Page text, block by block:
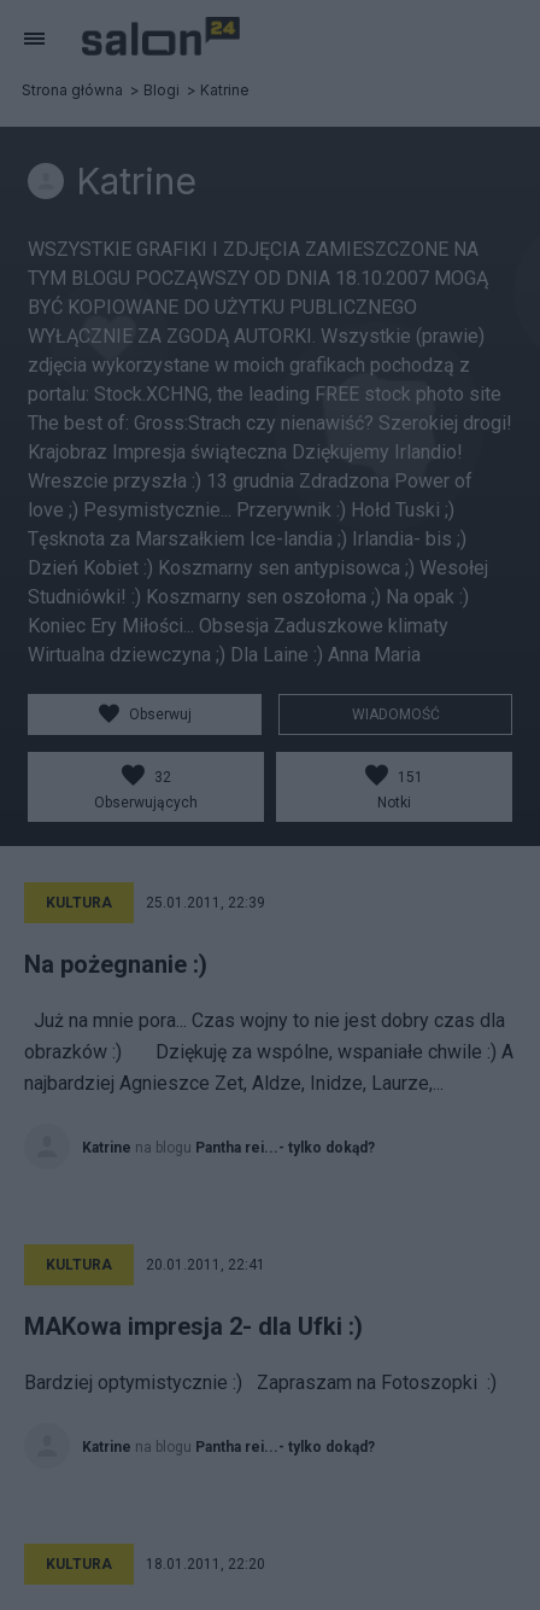
Strona główna Blogi Katrine
Katrine
WSZYSTKIE GRAFIKI I ZDJĘCIA ZAMIESZCZONE NA
TYM BLOGU POCZĄWSZY OD DNIA 18.10.2007 MOGĄ
BYĆ KOPIOWANE DO UŻYTKU PUBLICZNEGO
WYŁĄCZNIE ZA ZGODĄ AUTORKI. Wszystkie (prawie)
zdjęcia wykorzystane w moich grafikach pochodzą z
portalu: Stock.XCHNG, the leading FREE stock photo site
The best of: Gross:Strach czy nienawiść? Szerokiej drogi!
Krajobraz Impresja świąteczna Dziękujemy Irlandio!
Wreszcie przyszła :) 13 grudnia Zdradzona Power of
love ;) Pesymistycznie... Przerywnik :) Hołd Tuski ;)
Tęsknota za Marszałkiem Ice-landia ;) Irlandia- bis ;)
Dzień Kobiet :) Koszmarny sen antypisowca ;) Wesołej
Studniówki! :) Koszmarny sen oszołoma ;) Na opak :)
Koniec Ery Miłości... Obsesja Zaduszkowe klimaty
Wirtualna dziewczyna ;) Dla Laine :) Anna Maria
Obserwuj WIADOMOŚĆ
32
Obserwujących
151
Notki
KULTURA 25.01.2011, 22:39
Na pożegnanie :)
Już na mnie pora... Czas wojny to nie jest dobry czas dla
obrazków :) Dziękuję za wspólne, wspaniałe chwile :) A
najbardziej Agnieszce Zet, Aldze, Inidze, Laurze,...
Katrine na blogu Pantha rei...- tylko dokąd?
KULTURA 20.01.2011, 22:41
MAKowa impresja 2- dla Ufki :)
Bardziej optymistycznie :) Zapraszam na Fotoszopki :)
Katrine na blogu Pantha rei...- tylko dokąd?
KULTURA 18.01.2011, 22:20